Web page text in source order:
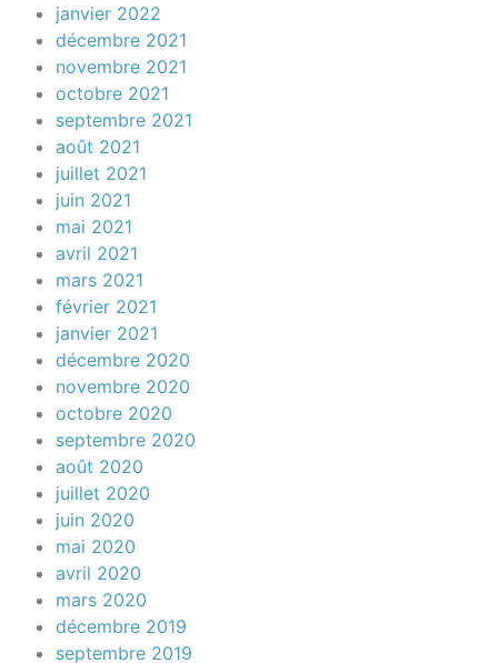
janvier 2022
décembre 2021
novembre 2021
octobre 2021
septembre 2021
août 2021
juillet 2021
juin 2021
mai 2021
avril 2021
mars 2021
février 2021
janvier 2021
décembre 2020
novembre 2020
octobre 2020
septembre 2020
août 2020
juillet 2020
juin 2020
mai 2020
avril 2020
mars 2020
décembre 2019
septembre 2019